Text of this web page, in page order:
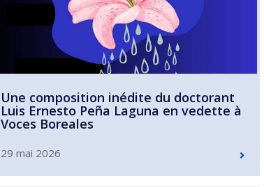
Une composition inédite du doctorant
Luis Ernesto Peña Laguna en vedette à
Voces Boreales
29 mai 2026